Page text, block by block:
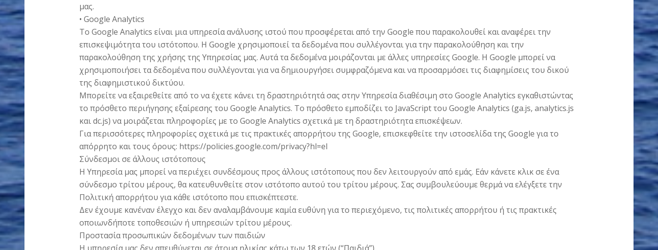
μας.
• Google Analytics
Το Google Analytics είναι μια υπηρεσία ανάλυσης ιστού που προσφέρεται από την Google που παρακολουθεί και αναφέρει την
επισκεψιμότητα του ιστότοπου. Η Google χρησιμοποιεί τα δεδομένα που συλλέγονται για την παρακολούθηση και την
παρακολούθηση της χρήσης της Υπηρεσίας μας. Αυτά τα δεδομένα μοιράζονται με άλλες υπηρεσίες Google. Η Google μπορεί να
χρησιμοποιήσει τα δεδομένα που συλλέγονται για να δημιουργήσει συμφραζόμενα και να προσαρμόσει τις διαφημίσεις του δικού
της διαφημιστικού δικτύου.
Μπορείτε να εξαιρεθείτε από το να έχετε κάνει τη δραστηριότητά σας στην Υπηρεσία διαθέσιμη στο Google Analytics εγκαθιστώντας
το πρόσθετο περιήγησης εξαίρεσης του Google Analytics. Το πρόσθετο εμποδίζει το JavaScript του Google Analytics (ga.js, analytics.js
και dc.js) να μοιράζεται πληροφορίες με το Google Analytics σχετικά με τη δραστηριότητα επισκέψεων.
Για περισσότερες πληροφορίες σχετικά με τις πρακτικές απορρήτου της Google, επισκεφθείτε την ιστοσελίδα της Google για το
απόρρητο και τους όρους: https://policies.google.com/privacy?hl=el
Σύνδεσμοι σε άλλους ιστότοπους
Η Υπηρεσία μας μπορεί να περιέχει συνδέσμους προς άλλους ιστότοπους που δεν λειτουργούν από εμάς. Εάν κάνετε κλικ σε ένα
σύνδεσμο τρίτου μέρους, θα κατευθυνθείτε στον ιστότοπο αυτού του τρίτου μέρους. Σας συμβουλεύουμε θερμά να ελέγξετε την
Πολιτική απορρήτου για κάθε ιστότοπο που επισκέπτεστε.
Δεν έχουμε κανέναν έλεγχο και δεν αναλαμβάνουμε καμία ευθύνη για το περιεχόμενο, τις πολιτικές απορρήτου ή τις πρακτικές
οποιωνδήποτε τοποθεσιών ή υπηρεσιών τρίτου μέρους.
Προστασία προσωπικών δεδομένων των παιδιών